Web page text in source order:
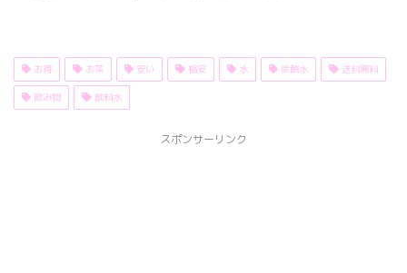
お得 お茶 安い 格安 水 炭酸水 送料無料
飲み物 飲料水
スポンサーリンク